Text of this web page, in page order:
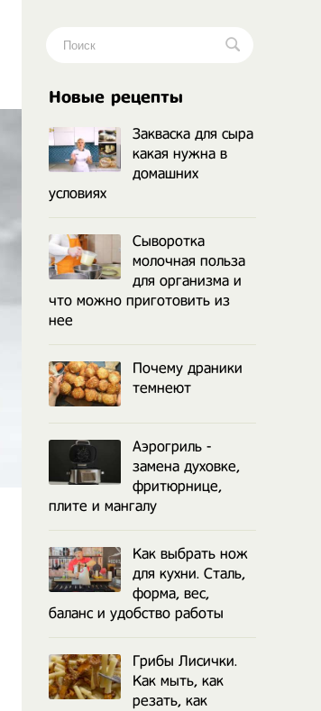
Новые рецепты
Закваска для сыра
какая нужна в
домашних
условиях
Сыворотка
молочная польза
для организма и
что можно приготовить из
нее
Почему драники
темнеют
Аэрогриль -
замена духовке,
фритюрнице,
плите и мангалу
Как выбрать нож
для кухни. Сталь,
форма, вес,
баланс и удобство работы
Грибы Лисички.
Как мыть, как
резать, как